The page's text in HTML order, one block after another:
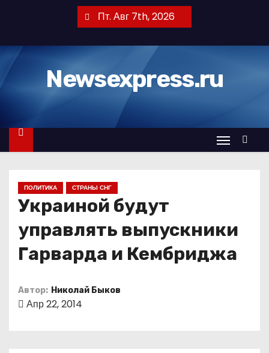
т
к
Пт. Авг 7th, 2026
Newsexpress.ru
ПОЛИТИКА СТРАНЫ СНГ
Украиной будут
управлять выпускники
Гарварда и Кембриджа
Автор: Николай Быков
Апр 22, 2014